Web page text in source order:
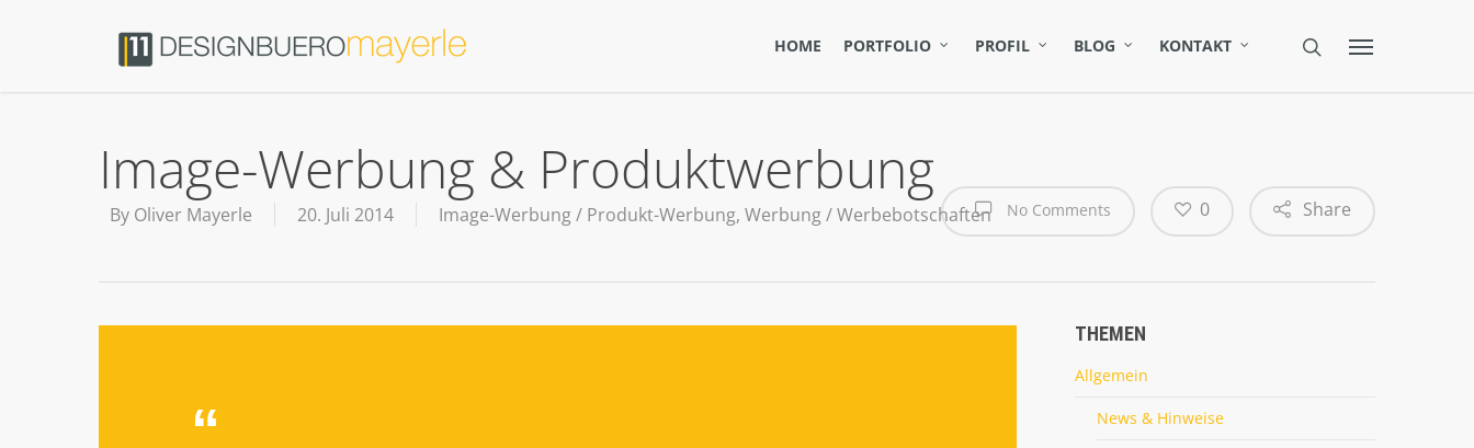
HOME PORTFOLIO PROFIL BLOG KONTAKT
Image-Werbung & Produktwerbung
By Oliver Mayerle 20. Juli 2014 Image-Werbung / Produkt-Werbung, Werbung / Werbebotschaften No Comments Share
0
THEMEN
Allgemein
News & Hinweise